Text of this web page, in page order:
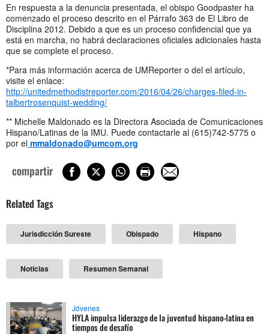
En respuesta a la denuncia presentada, el obispo Goodpaster ha
comenzado el proceso descrito en el Párrafo 363 de El Libro de
Disciplina 2012. Debido a que es un proceso confidencial que ya
está en marcha, no habrá declaraciones oficiales adicionales hasta
que se complete el proceso.
*Para más información acerca de UMReporter o del el artículo,
visite el enlace:
http://unitedmethodistreporter.com/2016/04/26/charges-filed-in-
talbertrosenquist-wedding/
** Michelle Maldonado es la Directora Asociada de Comunicaciones
Hispano/Latinas de la IMU. Puede contactarle al (615)742-5775 o
por el mmaldonado@umcom.org
compartir
Related Tags
Jurisdicción Sureste Obispado Hispano
Noticias Resumen Semanal
Jóvenes
HYLA impulsa liderazgo de la juventud hispano-latina en
tiempos de desafío